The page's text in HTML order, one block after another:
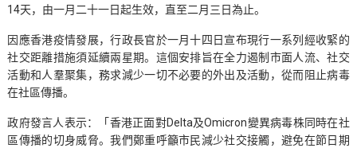
14天，由一月二十一日起生效，直至二月三日為止。
因應香港疫情發展，行政長官於一月十四日宣布現行一系列經收緊的
社交距離措施須延續兩星期。這個安排旨在全力遏制市面人流、社交
活動和人羣聚集，務求減少一切不必要的外出及活動，從而阻止病毒
在社區傳播。
政府發言人表示：「香港正面對Delta及Omicron變異病毒株同時在社
區傳播的切身威脅。我們鄭重呼籲市民減少社交接觸，避免在節日期